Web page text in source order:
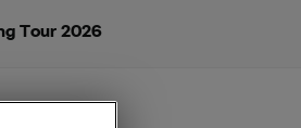
Tour 2026